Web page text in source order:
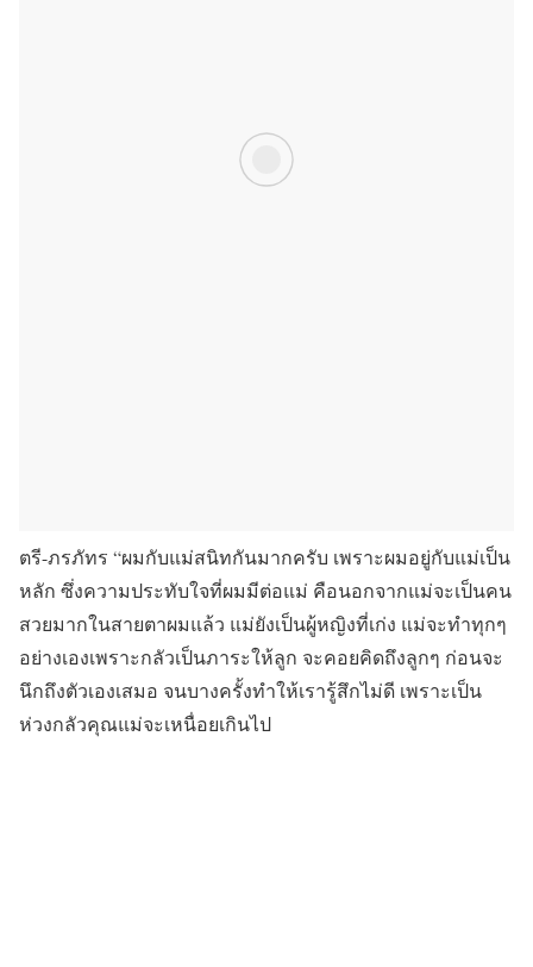
ตรี-ภรภัทร “ผมกับแม่สนิทกันมากครับ เพราะผมอยู่กับแม่เป็น
หลัก ซึ่งความประทับใจที่ผมมีต่อแม่ คือนอกจากแม่จะเป็นคน
สวยมากในสายตาผมแล้ว แม่ยังเป็นผู้หญิงที่เก่ง แม่จะทำทุกๆ
อย่างเองเพราะกลัวเป็นภาระให้ลูก จะคอยคิดถึงลูกๆ ก่อนจะ
นึกถึงตัวเองเสมอ จนบางครั้งทำให้เรารู้สึกไม่ดี เพราะเป็น
ห่วงกลัวคุณแม่จะเหนื่อยเกินไป